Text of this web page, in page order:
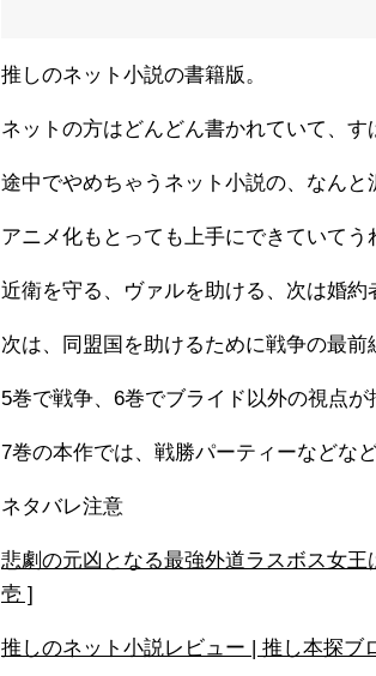
推しのネット小説の書籍版。
ネットの方はどんどん書かれていて、す
途中でやめちゃうネット小説の、なんと
アニメ化もとっても上手にできていてう
近衛を守る、ヴァルを助ける、次は婚約
次は、同盟国を助けるために戦争の最前
5巻で戦争、6巻でブライド以外の視点が
7巻の本作では、戦勝パーティーなどな
ネタバレ注意
悲劇の元凶となる最強外道ラスボス女
壱 ]
推しのネット小説レビュー | 推し本探ブ